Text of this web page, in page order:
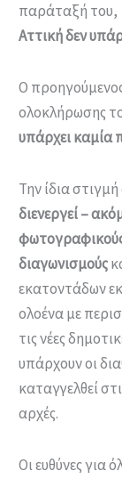
παράταξή του,
Αττική δεν
Ο
ολοκλήρωσης
υπάρχει καμία
Την ίδια
διενεργεί –
διαγωνισμούς
εκατοντάδων
ολοένα με
τις νέες
υπάρχουν οι
καταγγελθεί
αρχές.
Οι ευθύνες για